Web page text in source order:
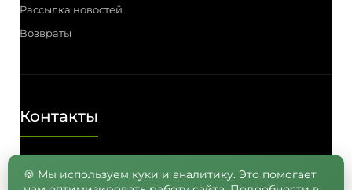
Рассылка новостей
Возвраты
Контакты
🍪 Мы используем куки и аналитику. Это помогает